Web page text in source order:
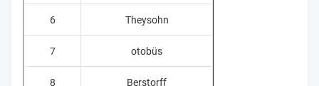
6 Theysohn
7 otobüs
8 Berstorff